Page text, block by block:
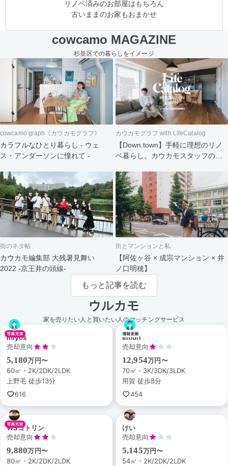
リノベ済みのお部屋はもちろん
古いままのお家もおまかせ
cowcamo MAGAZINE
杉並区での暮らしをイメージ
cowcamo graph《カウカモグラフ》
カラフルなひとり暮らし - ウェ
ス・アンダーソンに憧れて -
カウカモグラフ with LifeCatalog
【Down.town】手軽に理想のリノ
ベ暮らし。カウカモスタッフの家
街のネタ帖
カウカモ編集部 大残暑見舞い
2022 -京王井の頭線-
街とマンションと私
【阿佐ヶ谷 × 成宗マンション × 井
ノ口明穂】
もっと記事を読む
ウルカモ
家を売りたい人と買いたい人のマッチングサービス
miyos
売却意向
5,180万円〜
60㎡・2K/2DK/2LDK
上野毛 徒歩13分
616
emori
売却意向
12,954万円〜
70㎡・3K/3DK/3LDK
用賀 徒歩8分
454
WSコトリン
売却意向
9,880万円〜
80㎡・2K/2DK/2LDK
けい
売却意向
5,145万円〜
54㎡・2K/2DK/2LDK